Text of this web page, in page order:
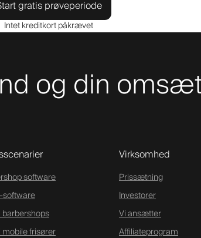
gratis prøveperiode
Intet kreditkort påkrævet
og din
software
software
barbershops
mobile frisører
Virksomhed
Prissætning
Investorer
Vi ansætter
Affiliateprogram